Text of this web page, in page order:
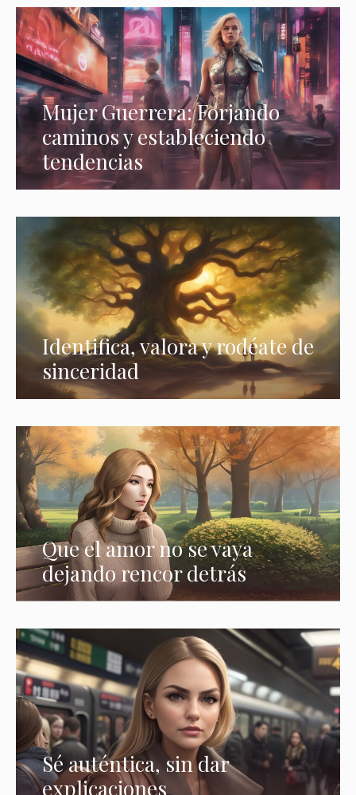
Mujer Guerrera: Forjando
caminos y estableciendo
tendencias
Identifica, valora y rodéate de
sinceridad
Que el amor no se vaya
dejando rencor detrás
Sé auténtica, sin dar
explicaciones